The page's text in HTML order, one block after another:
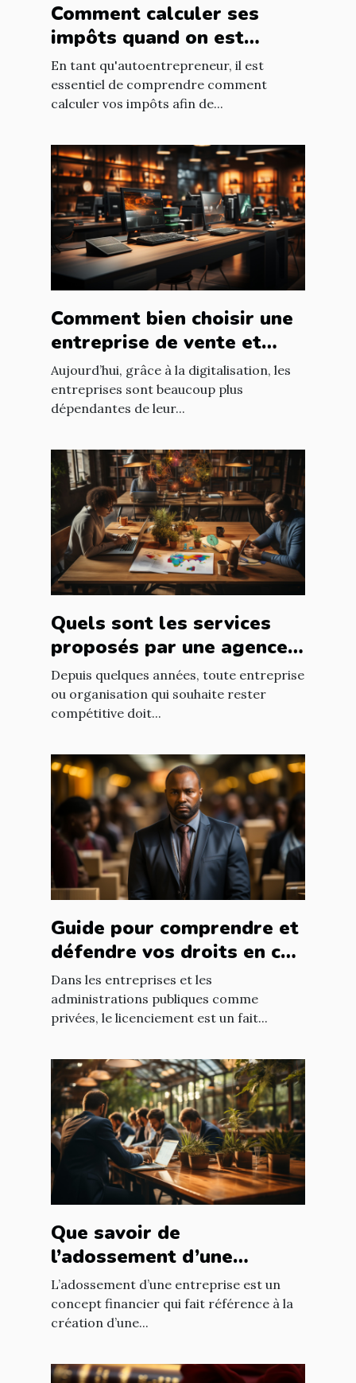
Comment calculer ses
impôts quand on est
autoentrepreneur ?
En tant qu'autoentrepreneur, il est
essentiel de comprendre comment
calculer vos impôts afin de...
Comment bien choisir une
entreprise de vente et
d'installation de parc
informatique ?
Aujourd’hui, grâce à la digitalisation, les
entreprises sont beaucoup plus
dépendantes de leur...
Quels sont les services
proposés par une agence
web ?
Depuis quelques années, toute entreprise
ou organisation qui souhaite rester
compétitive doit...
Guide pour comprendre et
défendre vos droits en cas
de licenciement abusif
Dans les entreprises et les
administrations publiques comme
privées, le licenciement est un fait...
Que savoir de
l’adossement d’une
entreprise ?
L’adossement d’une entreprise est un
concept financier qui fait référence à la
création d’une...